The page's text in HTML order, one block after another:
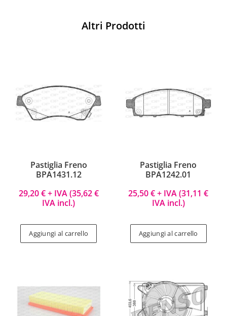
Altri Prodotti
Pastiglia Freno
BPA1431.12
29,20€+ IVA (35,62€
IVA incl.)
Aggiungi al carrello
Pastiglia Freno
BPA1242.01
25,50€+ IVA (31,11€
IVA incl.)
Aggiungi al carrello